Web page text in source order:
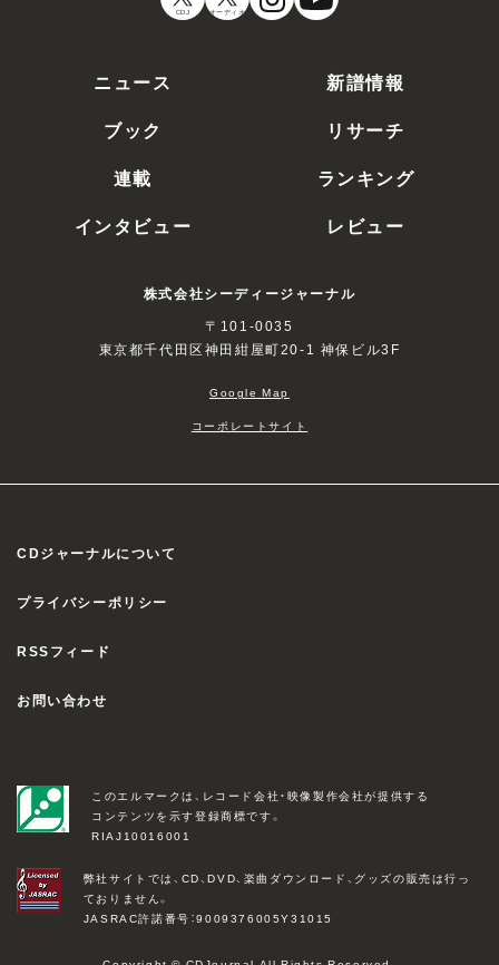
CDJ オーディオ
ニュース
新譜情報
ブック
リサーチ
連載
ランキング
インタビュー
レビュー
株式会社シーディージャーナル
〒101-0035
東京都千代田区神田紺屋町20-1 神保ビル3F
Google Map
コーポレートサイト
CDジャーナルについて
プライバシーポリシー
RSSフィード
お問い合わせ
このエルマークは、レコード会社・映像製作会社が提供する
コンテンツを示す登録商標です。
RIAJ10016001
弊社サイトでは、CD、DVD、楽曲ダウンロード、グッズの販売は行っ
ておりません。
JASRAC許諾番号：9009376005Y31015